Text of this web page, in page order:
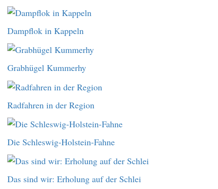
Dampflok in Kappeln
Grabhügel Kummerhy
Radfahren in der Region
Die Schleswig-Holstein-Fahne
Das sind wir: Erholung auf der Schlei